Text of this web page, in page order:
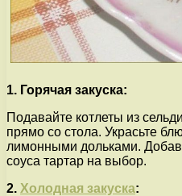
1. Горячая закуска:
Подавайте котлеты из
прямо со стола. Украсьте
лимонными дольками.
соуса тартар на выбор.
2. Холодная закуска: